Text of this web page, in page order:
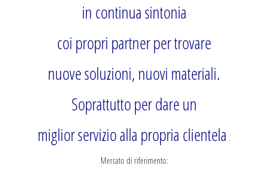
in continua sintonia
coi propri partner per trovare
nuove soluzioni, nuovi materiali.
Soprattutto per dare un
miglior servizio alla propria clientela .
Mercato di riferimento: